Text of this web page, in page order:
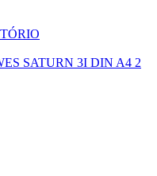
SATURN 3I DIN A4 2